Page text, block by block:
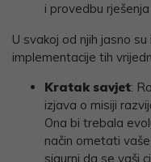
i provedbu rješenja
U svakoj od njih jasno
implementacije tih
Kratak savjet:
izjava o misiji
Ona bi trebala
način ometati
sigurni da se vaši